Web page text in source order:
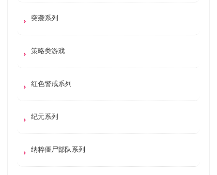
突袭系列
策略类游戏
红色警戒系列
纪元系列
纳粹僵尸部队系列